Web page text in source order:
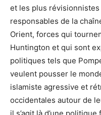
et les plus révisionnistes
responsables de la
Orient, forces qui
Huntington et qui sont
politiques tels que
veulent pousser le
islamiste agressive et
occidentales autour de
il s’agit là d’une